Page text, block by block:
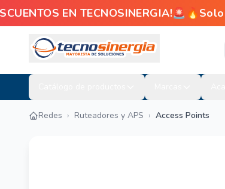
EN
Redes › Ruteadores y APS › Access Points